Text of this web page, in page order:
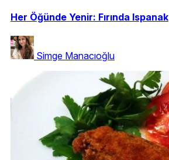
Her Öğünde Yenir: Fırında Ispanak
Simge Manacıoğlu